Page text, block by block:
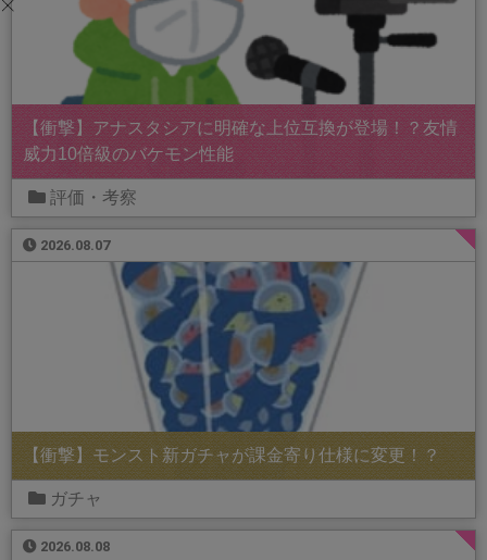
【衝撃】アナスタシアに明確な上位互換が登場！？友情
威力10倍級のバケモン性能
評価・考察
2026.08.07
【衝撃】モンスト新ガチャが課金寄り仕様に変更！？
ガチャ
2026.08.08